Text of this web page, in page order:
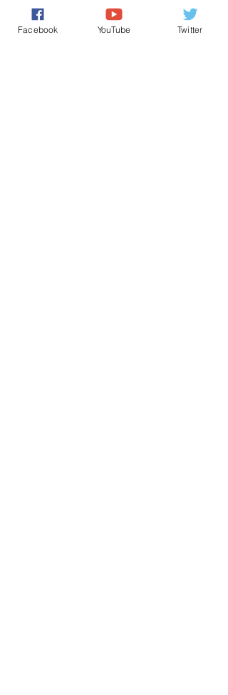
المستشفيات و هم تلك الفئة المتحكمة إذا
مرضوا يذهبون الى المستشفى العسكري او
Facebook YouTube Twitter